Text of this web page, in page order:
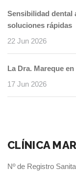
Sensibilidad dental
soluciones rápidas
22 Jun 2026
La Dra. Mareque
17 Jun 2026
CLÍNICA
Nº de Registro